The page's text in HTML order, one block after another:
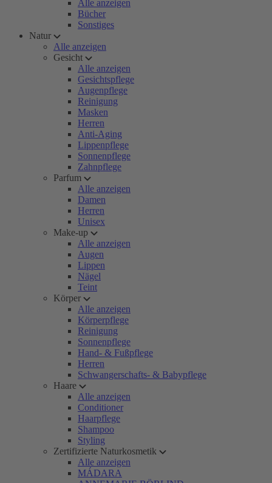
Alle anzeigen
Bücher
Sonstiges
Natur
Alle anzeigen
Gesicht
Alle anzeigen
Gesichtspflege
Augenpflege
Reinigung
Masken
Herren
Anti-Aging
Lippenpflege
Sonnenpflege
Zahnpflege
Parfum
Alle anzeigen
Damen
Herren
Unisex
Make-up
Alle anzeigen
Augen
Lippen
Nägel
Teint
Körper
Alle anzeigen
Körperpflege
Reinigung
Sonnenpflege
Hand- & Fußpflege
Herren
Schwangerschafts- & Babypflege
Haare
Alle anzeigen
Conditioner
Haarpflege
Shampoo
Styling
Zertifizierte Naturkosmetik
Alle anzeigen
MÁDARA